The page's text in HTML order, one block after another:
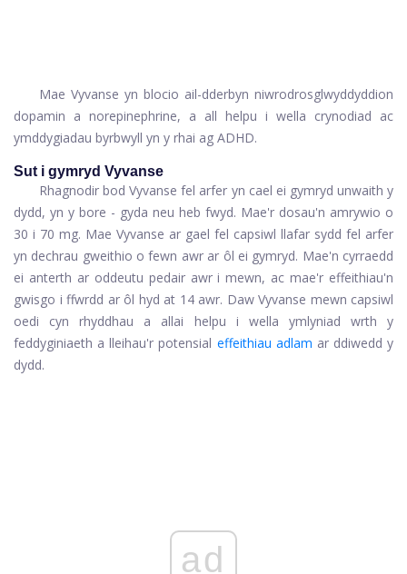
Mae Vyvanse yn blocio ail-dderbyn niwrodrosglwyddyddion
dopamin a norepinephrine, a all helpu i wella crynodiad ac
ymddygiadau byrbwyll yn y rhai ag ADHD.
Sut i gymryd Vyvanse
Rhagnodir bod Vyvanse fel arfer yn cael ei gymryd unwaith y
dydd, yn y bore - gyda neu heb fwyd. Mae'r dosau'n amrywio o
30 i 70 mg. Mae Vyvanse ar gael fel capsiwl llafar sydd fel arfer
yn dechrau gweithio o fewn awr ar ôl ei gymryd. Mae'n cyrraedd
ei anterth ar oddeutu pedair awr i mewn, ac mae'r effeithiau'n
gwisgo i ffwrdd ar ôl hyd at 14 awr. Daw Vyvanse mewn capsiwl
oedi cyn rhyddhau a allai helpu i wella ymlyniad wrth y
feddyginiaeth a lleihau'r potensial effeithiau adlam ar ddiwedd y
dydd.
ad